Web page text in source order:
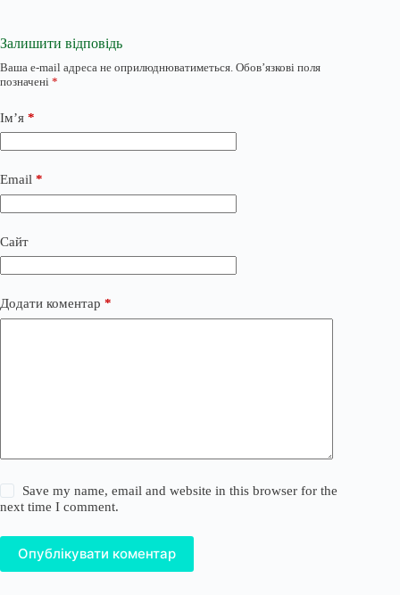
Залишити відповідь
Ваша e-mail адреса не оприлюднюватиметься. Обов’язкові поля
позначені *
Ім’я *
Email *
Сайт
Додати коментар *
Save my name, email and website in this browser for the
next time I comment.
Опублікувати коментар